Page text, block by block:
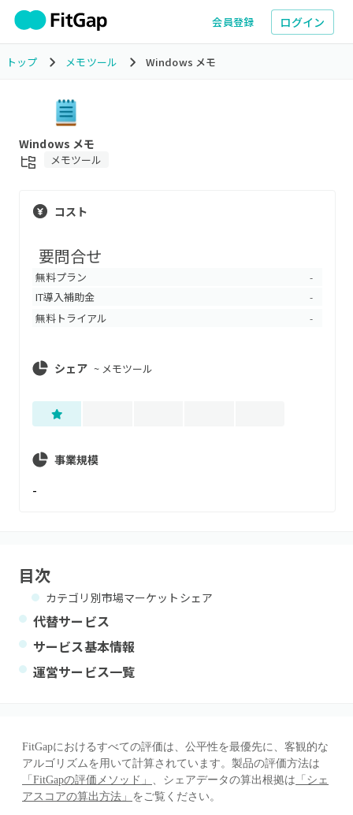
会員登録 ログイン
トップ メモツール Windows メモ
Windows メモ
メモツール
コスト
要問合せ
無料プラン -
IT導入補助金 -
無料トライアル -
シェア ~ メモツール
事業規模
-
目次
カテゴリ別市場マーケットシェア
代替サービス
サービス基本情報
運営サービス一覧
FitGapにおけるすべての評価は、公平性を最優先に、客観的な
アルゴリズムを用いて計算されています。製品の評価方法は
「FitGapの評価メソッド」 、シェアデータの算出根拠は 「シェ
アスコアの算出方法」 をご覧ください。